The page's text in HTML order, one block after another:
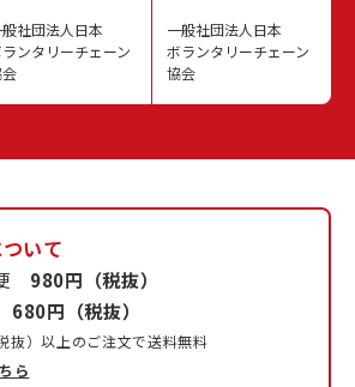
般社団法人日本
ンタリーチェーン
一般社団法人日本
ボランタリーチェーン
協会
いて
980円（税抜）
680円（税抜）
抜）以上のご注文で送料無料
ら